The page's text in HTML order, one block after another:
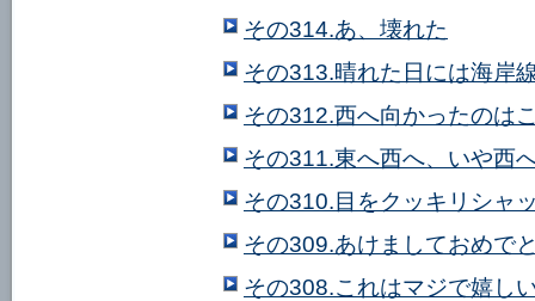
その314.あ、壊れた
その313.晴れた日には海岸
その312.西へ向かったのは
その311.東へ西へ、いや西
その310.目をクッキリシャ
その309.あけましておめで
その308.これはマジで嬉し